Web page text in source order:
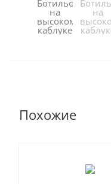
Похожие